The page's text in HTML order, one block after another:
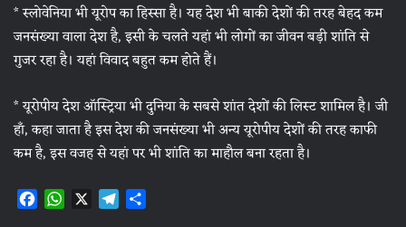
* स्लोवेनिया भी यूरोप का हिस्सा है। यह देश भी बाकी देशों की तरह बेहद कम
जनसंख्या वाला देश है, इसी के चलते यहां भी लोगों का जीवन बड़ी शांति से
गुजर रहा है। यहां विवाद बहुत कम होते हैं।
* यूरोपीय देश ऑस्ट्रिया भी दुनिया के सबसे शांत देशों की लिस्ट शामिल है। जी
हाँ, कहा जाता है इस देश की जनसंख्या भी अन्य यूरोपीय देशों की तरह काफी
कम है, इस वजह से यहां पर भी शांति का माहौल बना रहता है।
F W X T